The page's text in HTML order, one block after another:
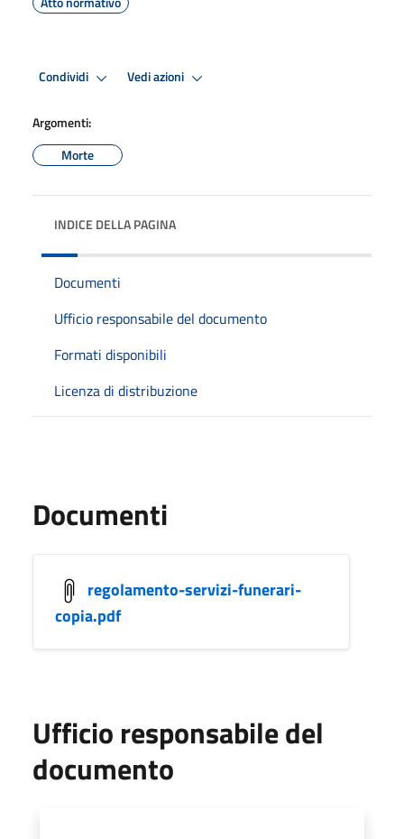
Condividi Vedi azioni
Argomenti:
Morte
INDICE DELLA PAGINA
Documenti
Ufficio responsabile del documento
Formati disponibili
Licenza di distribuzione
Documenti
regolamento-servizi-funerari-
copia.pdf
Ufficio responsabile del
documento